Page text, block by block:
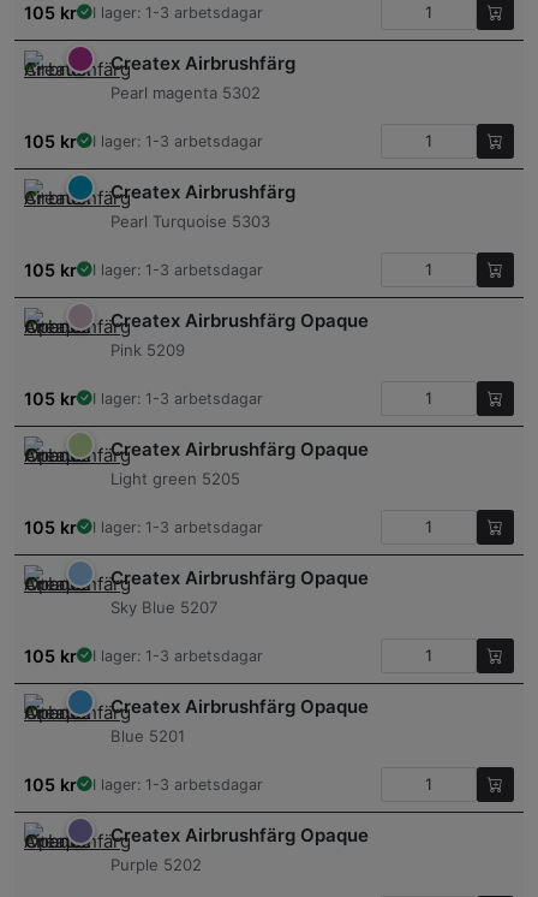
105 kr I lager: 1-3 arbetsdagar
Createx Airbrushfärg
Pearl magenta 5302
105 kr I lager: 1-3 arbetsdagar
Createx Airbrushfärg
Pearl Turquoise 5303
105 kr I lager: 1-3 arbetsdagar
Createx Airbrushfärg Opaque
Pink 5209
105 kr I lager: 1-3 arbetsdagar
Createx Airbrushfärg Opaque
Light green 5205
105 kr I lager: 1-3 arbetsdagar
Createx Airbrushfärg Opaque
Sky Blue 5207
105 kr I lager: 1-3 arbetsdagar
Createx Airbrushfärg Opaque
Blue 5201
105 kr I lager: 1-3 arbetsdagar
Createx Airbrushfärg Opaque
Purple 5202